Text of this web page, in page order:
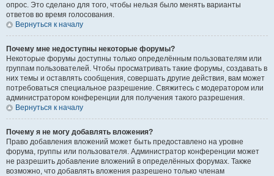
опрос. Это сделано для того, чтобы нельзя было менять варианты
ответов во время голосования.
Вернуться к началу
Почему мне недоступны некоторые форумы?
Некоторые форумы доступны только определённым пользователям или
группам пользователей. Чтобы просматривать такие форумы, создавать в
них темы и оставлять сообщения, совершать другие действия, вам может
потребоваться специальное разрешение. Свяжитесь с модератором или
администратором конференции для получения такого разрешения.
Вернуться к началу
Почему я не могу добавлять вложения?
Право добавления вложений может быть предоставлено на уровне
форума, группы или пользователя. Администратор конференции может
не разрешить добавление вложений в определённых форумах. Также
возможно, что добавлять вложения разрешено только членам